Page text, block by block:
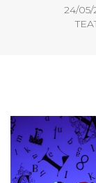
24/05/